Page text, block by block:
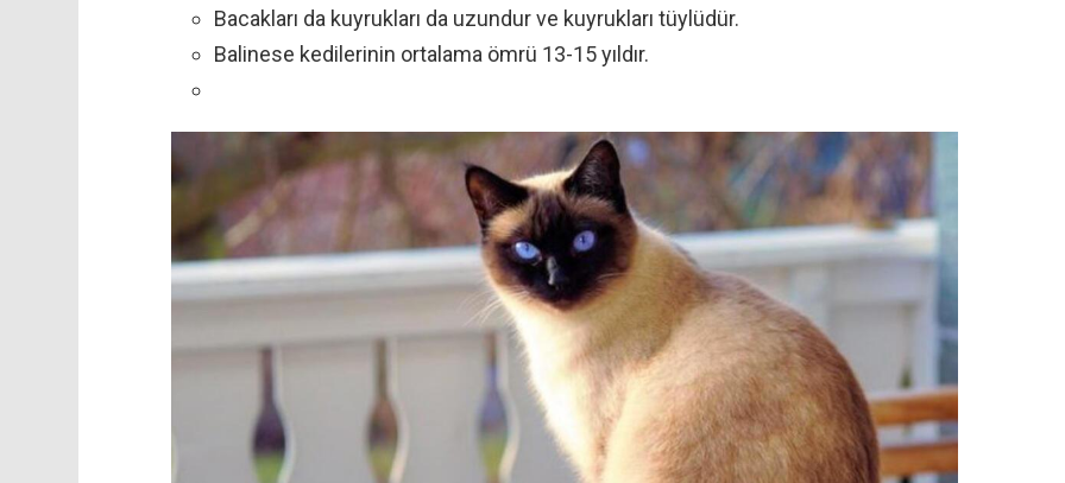
Bacakları da kuyrukları da uzundur ve kuyrukları tüylüdür.
Balinese kedilerinin ortalama ömrü 13-15 yıldır.